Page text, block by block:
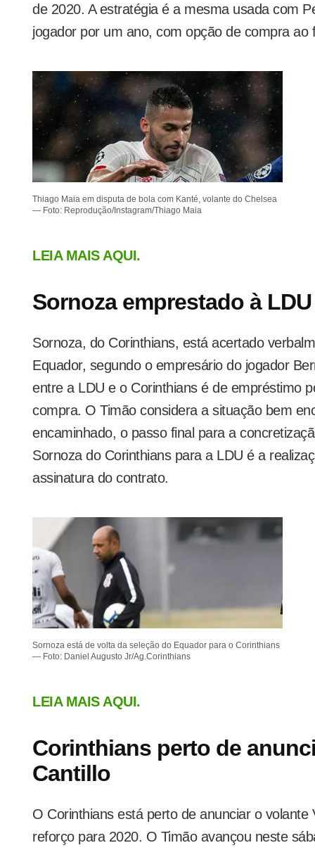
de 2020. A estratégia é a mesma usada com
jogador por um ano, com opção de compra ao
Thiago Maia em disputa de bola com Kanté, volante do Chelsea
— Foto: Reprodução/Instagram/Thiago Maia
LEIA MAIS AQUI.
Sornoza emprestado à LDU
Sornoza, do Corinthians, está acertado
Equador, segundo o empresário do jogador
entre a LDU e o Corinthians é de empréstimo
compra. O Timão considera a situação bem
encaminhado, o passo final para a
Sornoza do Corinthians para a LDU é a
assinatura do contrato.
Sornoza está de volta da seleção do Equador para o Corinthians
— Foto: Daniel Augusto Jr/Ag.Corinthians
LEIA MAIS AQUI.
Corinthians perto de
Cantillo
O Corinthians está perto de anunciar o volante
reforço para 2020. O Timão avançou neste